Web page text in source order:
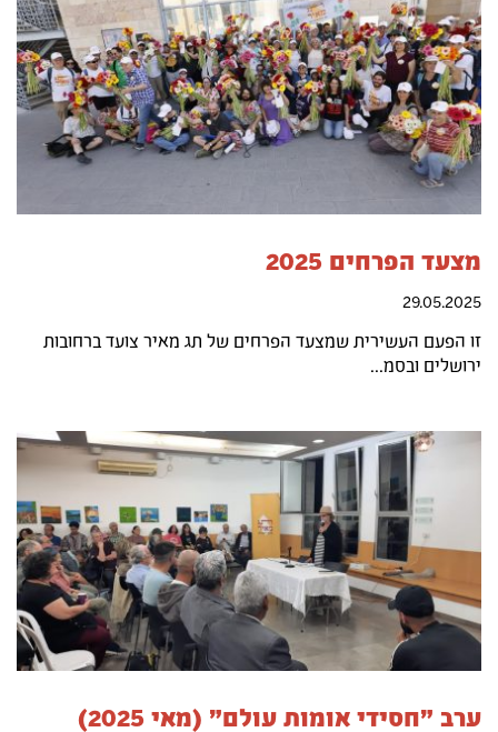
מצעד הפרחים 2025
29.05.2025
זו הפעם העשירית שמצעד הפרחים של תג מאיר צועד ברחובות
ירושלים ובסמ...
ערב "חסידי אומות עולם" (מאי 2025)